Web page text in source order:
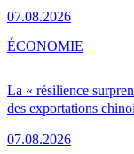
07.08.2026
La « résilience
des exportations
07.08.2026
ÉCONOMIE